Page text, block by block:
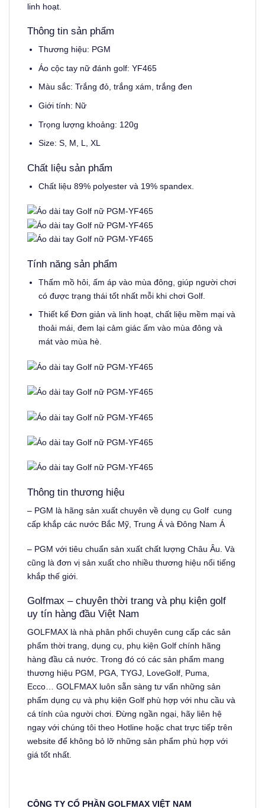
linh hoạt.
Thông tin sản phẩm
Thương hiệu: PGM
Áo cộc tay nữ đánh golf: YF465
Màu sắc: Trắng đỏ, trắng xám, trắng đen
Giới tính: Nữ
Trọng lượng khoảng: 120g
Size: S, M, L, XL
Chất liệu sản phẩm
Chất liệu 89% polyester và 19% spandex.
Tính năng sản phẩm
Thấm mồ hôi, ấm áp vào mùa đông, giúp người chơi
có được trạng thái tốt nhất mỗi khi chơi Golf.
Thiết kế Đơn giản và linh hoạt, chất liệu mềm mại và
thoải mái, đem lại cảm giác ấm vào mùa đông và
mát vào mùa hè.
Thông tin thương hiệu
– PGM là hãng sản xuất chuyên về dụng cụ Golf cung
cấp khắp các nước Bắc Mỹ, Trung Á và Đông Nam Á
– PGM với tiêu chuẩn sản xuất chất lượng Châu Âu. Và
cũng là đơn vị sản xuất cho nhiều thương hiệu nổi tiếng
khắp thế giới.
Golfmax – chuyên thời trang và phụ kiện golf
uy tín hàng đầu Việt Nam
GOLFMAX là nhà phân phối chuyên cung cấp các sản
phẩm thời trang, dụng cụ, phụ kiện Golf chính hãng
hàng đầu cả nước. Trong đó có các sản phẩm mang
thương hiệu PGM, PGA, TYGJ, LoveGolf, Puma,
Ecco… GOLFMAX luôn sẵn sàng tư vấn những sản
phẩm dụng cụ và phụ kiện Golf phù hợp với nhu cầu và
cá tính của người chơi. Đừng ngần ngại, hãy liên hệ
ngay với chúng tôi theo Hotline hoặc chat trực tiếp trên
website để không bỏ lỡ những sản phẩm phù hợp với
giá tốt nhất.
CÔNG TY CỔ PHẦN GOLFMAX VIỆT NAM